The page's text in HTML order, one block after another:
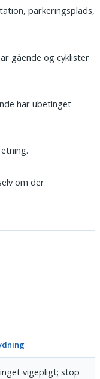
parkeringsplads,
gående og cyklister
har ubetinget
om der
vigepligt; stop